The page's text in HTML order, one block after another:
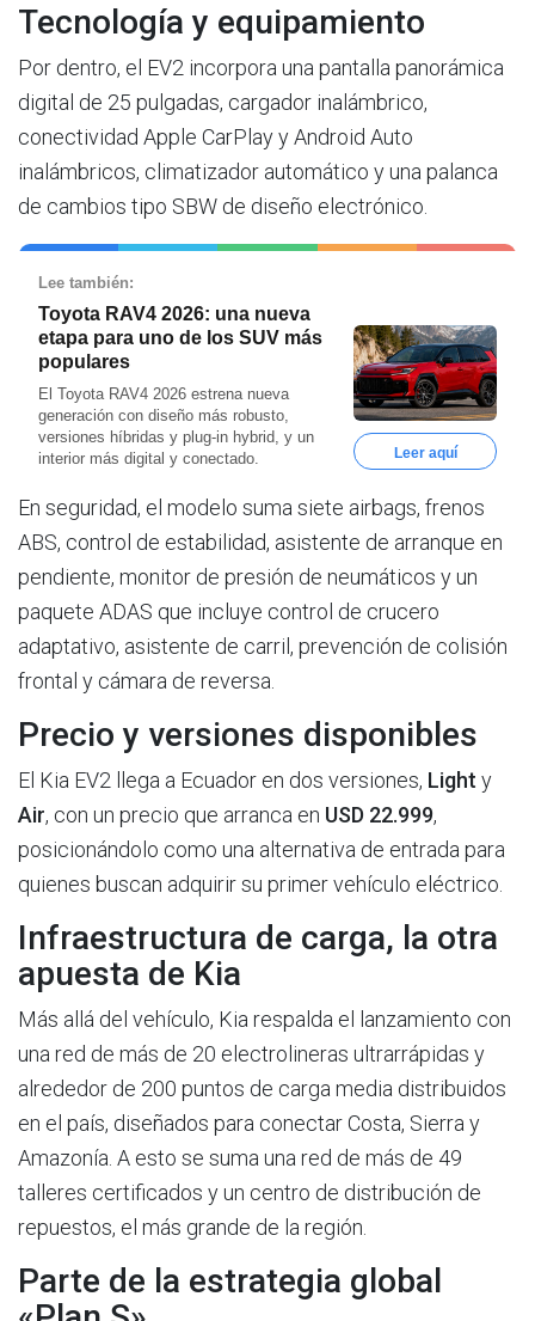
Tecnología y equipamiento
Por dentro, el EV2 incorpora una pantalla panorámica
digital de 25 pulgadas, cargador inalámbrico,
conectividad Apple CarPlay y Android Auto
inalámbricos, climatizador automático y una palanca
de cambios tipo SBW de diseño electrónico.
Lee también:
Toyota RAV4 2026: una nueva
etapa para uno de los SUV más
populares
El Toyota RAV4 2026 estrena nueva
generación con diseño más robusto,
versiones híbridas y plug-in hybrid, y un
interior más digital y conectado.
Leer aquí
En seguridad, el modelo suma siete airbags, frenos
ABS, control de estabilidad, asistente de arranque en
pendiente, monitor de presión de neumáticos y un
paquete ADAS que incluye control de crucero
adaptativo, asistente de carril, prevención de colisión
frontal y cámara de reversa.
Precio y versiones disponibles
El Kia EV2 llega a Ecuador en dos versiones, Light y
Air, con un precio que arranca en USD 22.999,
posicionándolo como una alternativa de entrada para
quienes buscan adquirir su primer vehículo eléctrico.
Infraestructura de carga, la otra
apuesta de Kia
Más allá del vehículo, Kia respalda el lanzamiento con
una red de más de 20 electrolineras ultrarrápidas y
alrededor de 200 puntos de carga media distribuidos
en el país, diseñados para conectar Costa, Sierra y
Amazonía. A esto se suma una red de más de 49
talleres certificados y un centro de distribución de
repuestos, el más grande de la región.
Parte de la estrategia global